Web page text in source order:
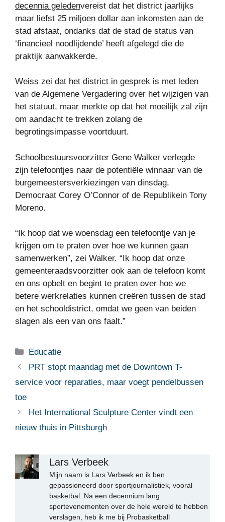
decennia geledenvereist dat het district jaarlijks
maar liefst 25 miljoen dollar aan inkomsten aan de
stad afstaat, ondanks dat de stad de status van
‘financieel noodlijdende’ heeft afgelegd die de
praktijk aanwakkerde.
Weiss zei dat het district in gesprek is met leden
van de Algemene Vergadering over het wijzigen van
het statuut, maar merkte op dat het moeilijk zal zijn
om aandacht te trekken zolang de
begrotingsimpasse voortduurt.
Schoolbestuursvoorzitter Gene Walker verlegde
zijn telefoontjes naar de potentiële winnaar van de
burgemeestersverkiezingen van dinsdag,
Democraat Corey O’Connor of de Republikein Tony
Moreno.
“Ik hoop dat we woensdag een telefoontje van je
krijgen om te praten over hoe we kunnen gaan
samenwerken”, zei Walker. “Ik hoop dat onze
gemeenteraadsvoorzitter ook aan de telefoon komt
en ons opbelt en begint te praten over hoe we
betere werkrelaties kunnen creëren tussen de stad
en het schooldistrict, omdat we geen van beiden
slagen als een van ons faalt.”
Categorieën
Educatie
PRT stopt maandag met de Downtown T-
service voor reparaties, maar voegt pendelbussen
toe
Het International Sculpture Center vindt een
nieuw thuis in Pittsburgh
Lars Verbeek
Mijn naam is Lars Verbeek en ik ben
gepassioneerd door sportjournalistiek, vooral
basketbal. Na een decennium lang
sportevenementen over de hele wereld te hebben
verslagen, heb ik me bij Probasketball